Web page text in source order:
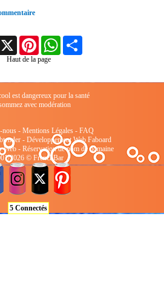
FacebookX Pinterest WhatsApp
Haut de la page
est dangereux pour la santé
avec modération
nous- Mentions Légales- FAQ
- Développement Web Faboard
Web- Réservation de nom de domaine
2026 © FrenchBar
5 Connectés